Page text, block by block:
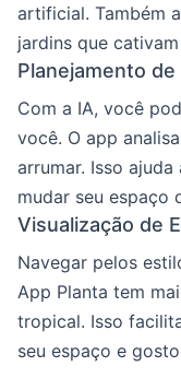
artificial. Também
jardins que
Planejamento
Com a IA, você
você. O app
arrumar. Isso
mudar seu espaço
Visualização de
Navegar pelos
App Planta tem
tropical. Isso
seu espaço e